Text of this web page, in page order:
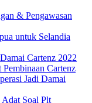
& Pengawasan
untuk Selandia
Cartenz 2022
Cartenz
Jadi Damai
Soal Plt